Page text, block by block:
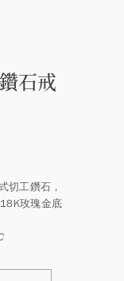
石戒
切工鑽石，
玫瑰金底